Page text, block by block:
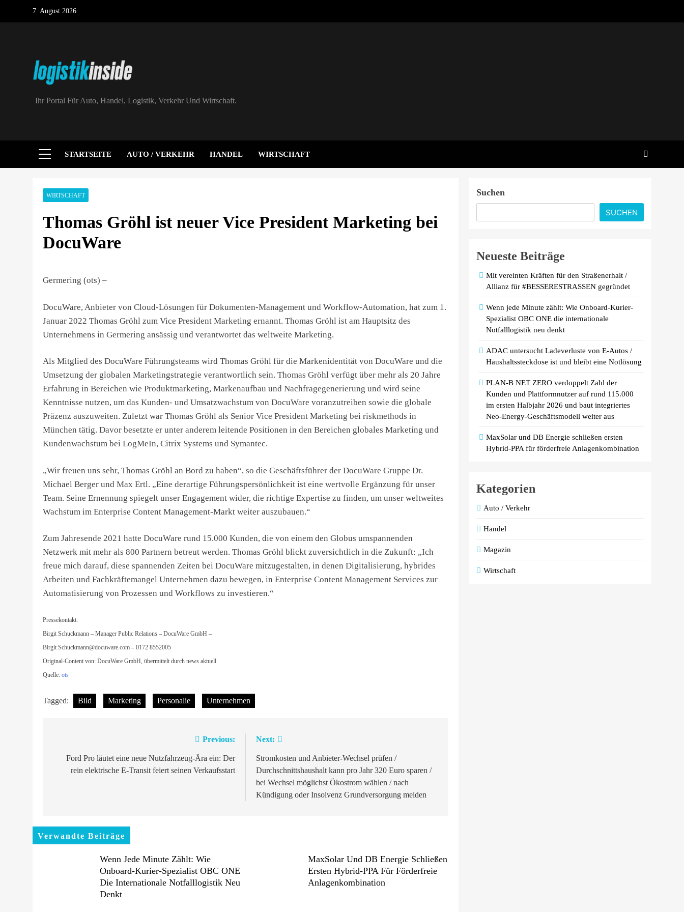
7. August 2026
Logistik|Inside
Ihr Portal Für Auto, Handel, Logistik, Verkehr Und Wirtschaft.
STARTSEITE AUTO / VERKEHR HANDEL WIRTSCHAFT
WIRTSCHAFT
Thomas Gröhl ist neuer Vice President Marketing bei
DocuWare
Germering (ots) –
DocuWare, Anbieter von Cloud-Lösungen für Dokumenten-Management und Workflow-Automation, hat zum 1.
Januar 2022 Thomas Gröhl zum Vice President Marketing ernannt. Thomas Gröhl ist am Hauptsitz des
Unternehmens in Germering ansässig und verantwortet das weltweite Marketing.
Als Mitglied des DocuWare Führungsteams wird Thomas Gröhl für die Markenidentität von DocuWare und die
Umsetzung der globalen Marketingstrategie verantwortlich sein. Thomas Gröhl verfügt über mehr als 20 Jahre
Erfahrung in Bereichen wie Produktmarketing, Markenaufbau und Nachfragegenerierung und wird seine
Kenntnisse nutzen, um das Kunden- und Umsatzwachstum von DocuWare voranzutreiben sowie die globale
Präzenz auszuweiten. Zuletzt war Thomas Gröhl als Senior Vice President Marketing bei riskmethods in
München tätig. Davor besetzte er unter anderem leitende Positionen in den Bereichen globales Marketing und
Kundenwachstum bei LogMeIn, Citrix Systems und Symantec.
„Wir freuen uns sehr, Thomas Gröhl an Bord zu haben“, so die Geschäftsführer der DocuWare Gruppe Dr.
Michael Berger und Max Ertl. „Eine derartige Führungspersönlichkeit ist eine wertvolle Ergänzung für unser
Team. Seine Ernennung spiegelt unser Engagement wider, die richtige Expertise zu finden, um unser weltweites
Wachstum im Enterprise Content Management-Markt weiter auszubauen.“
Zum Jahresende 2021 hatte DocuWare rund 15.000 Kunden, die von einem den Globus umspannenden
Netzwerk mit mehr als 800 Partnern betreut werden. Thomas Gröhl blickt zuversichtlich in die Zukunft: „Ich
freue mich darauf, diese spannenden Zeiten bei DocuWare mitzugestalten, in denen Digitalisierung, hybrides
Arbeiten und Fachkräftemangel Unternehmen dazu bewegen, in Enterprise Content Management Services zur
Automatisierung von Prozessen und Workflows zu investieren.“
Pressekontakt:
Birgit Schuckmann – Manager Public Relations – DocuWare GmbH –
Birgit.Schuckmann@docuware.com – 0172 8552005
Original-Content von: DocuWare GmbH, übermittelt durch news aktuell
Quelle: ots
Tagged: Bild Marketing Personalie Unternehmen
Previous:
Ford Pro läutet eine neue Nutzfahrzeug-Ära ein: Der
rein elektrische E-Transit feiert seinen Verkaufsstart
Next:
Stromkosten und Anbieter-Wechsel prüfen /
Durchschnittshaushalt kann pro Jahr 320 Euro sparen /
bei Wechsel möglichst Ökostrom wählen / nach
Kündigung oder Insolvenz Grundversorgung meiden
Verwandte Beiträge
Wenn Jede Minute Zählt: Wie
Onboard-Kurier-Spezialist OBC ONE
Die Internationale Notfalllogistik Neu
Denkt
MaxSolar Und DB Energie Schließen
Ersten Hybrid-PPA Für Förderfreie
Anlagenkombination
Suchen
SUCHEN
Neueste Beiträge
Mit vereinten Kräften für den Straßenerhalt /
Allianz für #BESSERESTRASSEN gegründet
Wenn jede Minute zählt: Wie Onboard-Kurier-
Spezialist OBC ONE die internationale
Notfalllogistik neu denkt
ADAC untersucht Ladeverluste von E-Autos /
Haushaltssteckdose ist und bleibt eine Notlösung
PLAN-B NET ZERO verdoppelt Zahl der
Kunden und Plattformnutzer auf rund 115.000
im ersten Halbjahr 2026 und baut integriertes
Neo-Energy-Geschäftsmodell weiter aus
MaxSolar und DB Energie schließen ersten
Hybrid-PPA für förderfreie Anlagenkombination
Kategorien
Auto / Verkehr
Handel
Magazin
Wirtschaft